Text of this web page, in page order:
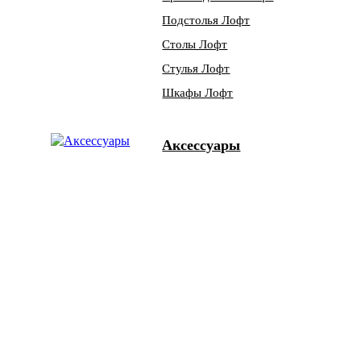
Подстолья Лофт
Столы Лофт
Стулья Лофт
Шкафы Лофт
Аксессуары